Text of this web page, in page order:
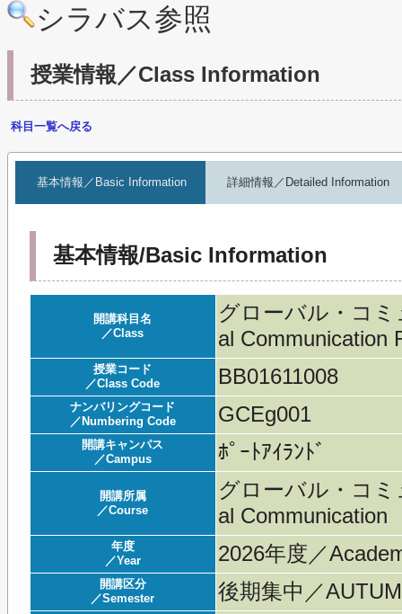
シラバス参照
授業情報／Class Information
科目一覧へ戻る
基本情報／Basic Information 詳細情報／Detailed Information
基本情報/Basic Information
開講科目名
／Class
グローバル・コ
al Communication
授業コード
／Class Code
BB01611008
ナンバリングコード
／Numbering Code
GCEg001
開講キャンパス
／Campus
ﾎﾟｰﾄｱｲﾗﾝﾄﾞ
開講所属
／Course
グローバル・コ
al Communication
年度
／Year
2026年度／
開講区分
／Semester
後期集中／